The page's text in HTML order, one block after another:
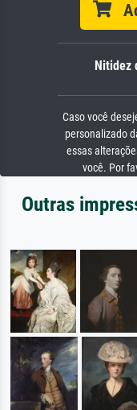
Nitidez
Caso você
personalizado
essas
você. Por
Outras